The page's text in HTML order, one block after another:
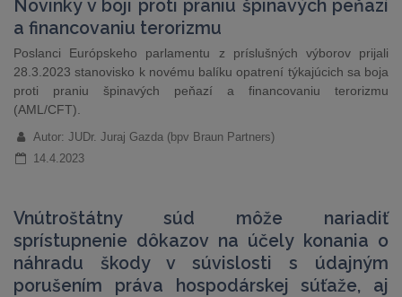
Novinky v boji proti praniu špinavých peňazí
a financovaniu terorizmu
Poslanci Európskeho parlamentu z príslušných výborov prijali
28.3.2023 stanovisko k novému balíku opatrení týkajúcich sa boja
proti praniu špinavých peňazí a financovaniu terorizmu
(AML/CFT).
Autor: JUDr. Juraj Gazda (bpv Braun Partners)
14.4.2023
Vnútroštátny súd môže nariadiť
sprístupnenie dôkazov na účely konania o
náhradu škody v súvislosti s údajným
porušením práva hospodárskej súťaže, aj